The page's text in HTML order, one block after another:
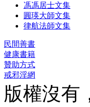
馮馮居士文集
圓瑛大師文集
律航法師文集
民間善書
健康書籍
贊助方式
戒邪淫網
版權沒有